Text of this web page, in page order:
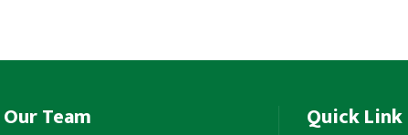
Our Team Quick Link